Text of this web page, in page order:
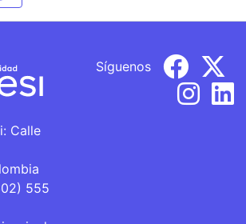
Calle
555
Síguenos